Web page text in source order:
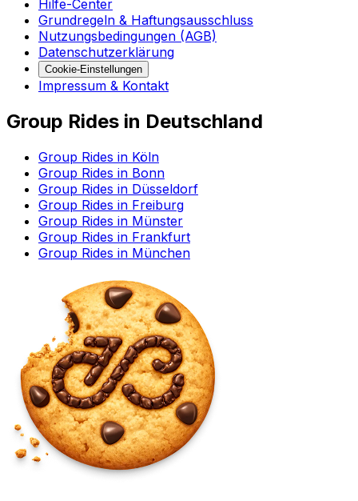
Hilfe-Center
Grundregeln & Haftungsausschluss
Nutzungsbedingungen (AGB)
Datenschutzerklärung
Cookie-Einstellungen
Impressum & Kontakt
Group Rides in Deutschland
Group Rides in Köln
Group Rides in Bonn
Group Rides in Düsseldorf
Group Rides in Freiburg
Group Rides in Münster
Group Rides in Frankfurt
Group Rides in München